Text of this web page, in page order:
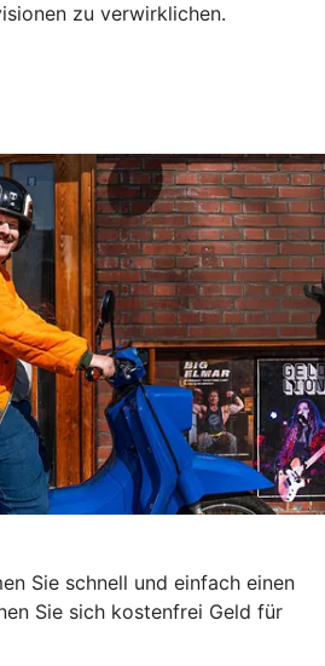
zu verwirklichen.
Sie schnell und einfach einen
Sie sich kostenfrei Geld für